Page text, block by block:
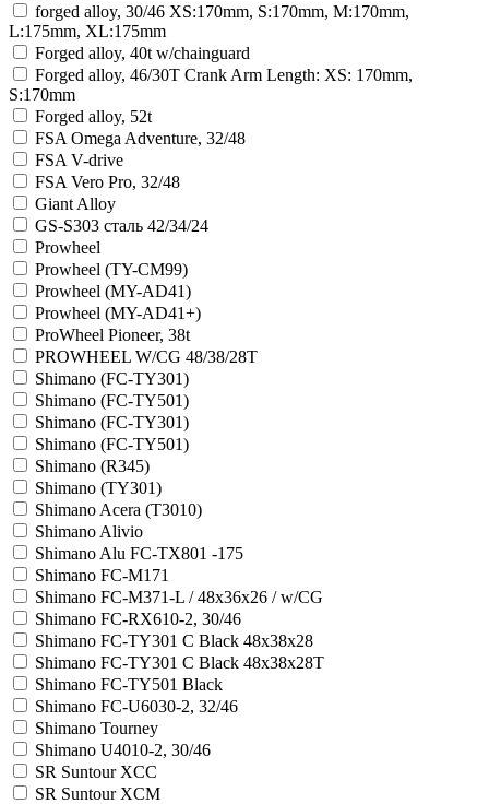
forged alloy, 30/46 XS:170mm, S:170mm, M:170mm,
L:175mm, XL:175mm
Forged alloy, 40t w/chainguard
Forged alloy, 46/30T Crank Arm Length: XS: 170mm,
S:170mm
Forged alloy, 52t
FSA Omega Adventure, 32/48
FSA V-drive
FSA Vero Pro, 32/48
Giant Alloy
GS-S303 сталь 42/34/24
Prowheel
Prowheel (TY-CM99)
Prowheel (MY-AD41)
Prowheel (MY-AD41+)
ProWheel Pioneer, 38t
PROWHEEL W/CG 48/38/28T
Shimano (FC-TY301)
Shimano (FC-TY501)
Shimano (FC-TY301)
Shimano (FC-TY501)
Shimano (R345)
Shimano (TY301)
Shimano Acera (T3010)
Shimano Alivio
Shimano Alu FC-TX801 -175
Shimano FC-M171
Shimano FC-M371-L / 48x36x26 / w/CG
Shimano FC-RX610-2, 30/46
Shimano FC-TY301 C Black 48x38x28
Shimano FC-TY301 C Black 48x38x28T
Shimano FC-TY501 Black
Shimano FC-U6030-2, 32/46
Shimano Tourney
Shimano U4010-2, 30/46
SR Suntour XCC
SR Suntour XCM